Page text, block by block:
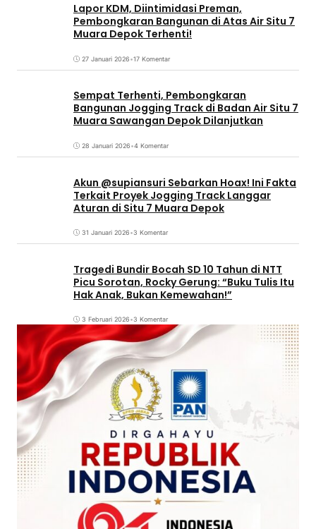
Lapor KDM, Diintimidasi Preman,
Pembongkaran Bangunan di Atas Air Situ 7
Muara Depok Terhenti!
27 Januari 2026•17 Komentar
Sempat Terhenti, Pembongkaran
Bangunan Jogging Track di Badan Air Situ 7
Muara Sawangan Depok Dilanjutkan
28 Januari 2026•4 Komentar
Akun @supiansuri Sebarkan Hoax! Ini Fakta
Terkait Proyek Jogging Track Langgar
Aturan di Situ 7 Muara Depok
31 Januari 2026•3 Komentar
Tragedi Bundir Bocah SD 10 Tahun di NTT
Picu Sorotan, Rocky Gerung: “Buku Tulis Itu
Hak Anak, Bukan Kemewahan!”
3 Februari 2026•3 Komentar